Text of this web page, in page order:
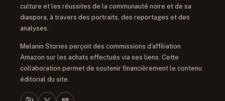
culture et les réussites de la communauté noire et de sa
diaspora, à travers des portraits, des reportages et des
analyses.
Melanin Stories perçoit des commissions d'affiliation
Amazon sur les achats effectués via ses liens. Cette
collaboration permet de soutenir financièrement le contenu
éditorial du site.